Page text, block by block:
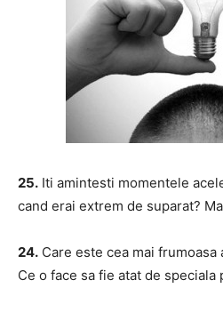
25. Iti amintesti momentele
cand erai extrem de suparat?
24. Care este cea mai
Ce o face sa fie atat de speciala